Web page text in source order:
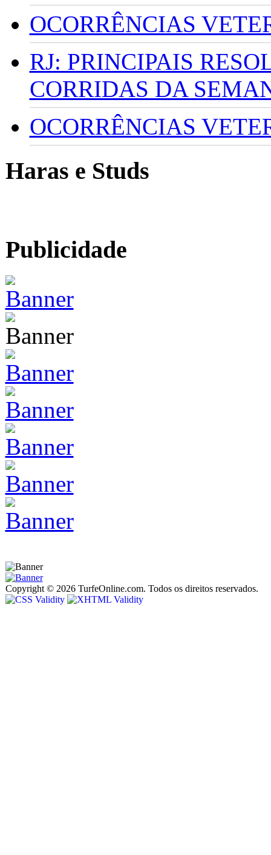
OCORRÊNCIAS
RJ: PRINCIPAIS
CORRIDAS DA
OCORRÊNCIAS
Haras e Studs
Publicidade
Copyright © 2026 TurfeOnline.com. Todos os direitos reservados.